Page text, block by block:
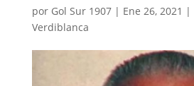
por Gol Sur 1907| Ene 26, 2021 |
Verdiblanca